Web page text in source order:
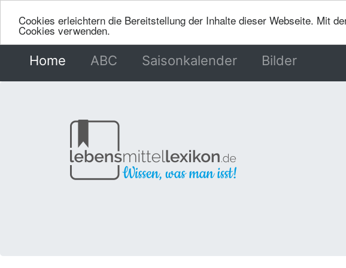
Cookies erleichtern die Bereitstellung der Inhalte dieser Webseite. Mit
Cookies verwenden.
Home (current)
ABC Saisonkalender Bilder